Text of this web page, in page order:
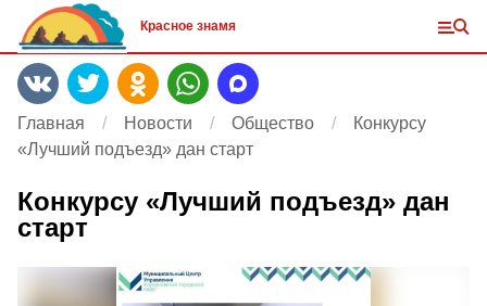
Красное знамя
Главная Новости Общество
Конкурсу
«Лучший подъезд» дан старт
Конкурсу «Лучший подъезд» дан
старт